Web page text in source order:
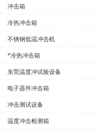
冲击箱
冷热冲击箱
不锈钢低温冲击机
*冷热冲击箱
东莞温度冲试验设备
电子器件冲击箱
冲击测试设备
温度冲击检测箱